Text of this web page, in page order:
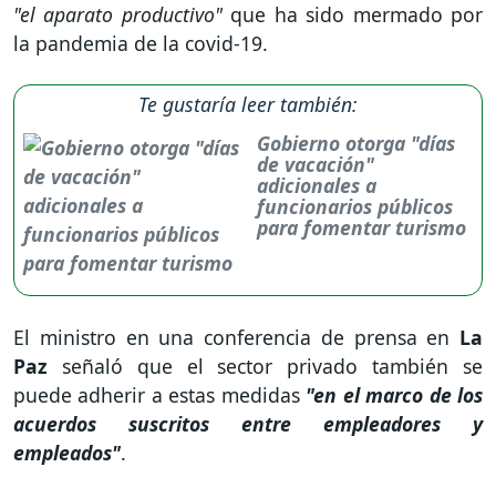
"el aparato productivo"que ha sido mermado por
la pandemia de la covid-19.
Te gustaría leer también:
Gobierno otorga "días
de vacación"
adicionales a
funcionarios públicos
para fomentar turismo
El ministro en una conferencia de prensa en La
Paz señaló que el sector privado también se
puede adherir a estas medidas"en el marco de los
acuerdos suscritos entre empleadores y
empleados".